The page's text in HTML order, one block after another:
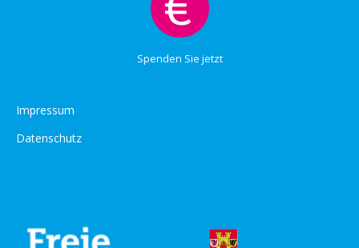
Spenden Sie jetzt
Impressum
Datenschutz